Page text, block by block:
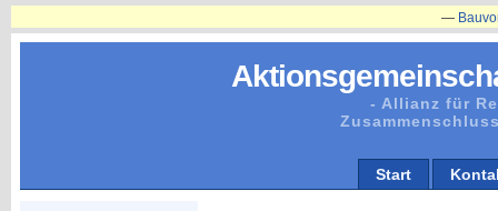
- Allianz für
Start